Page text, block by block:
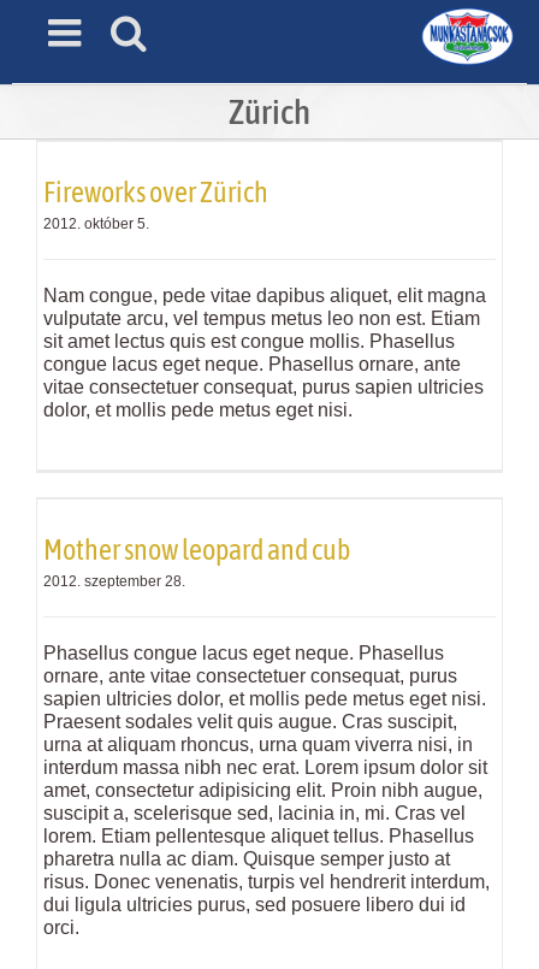
Zürich
Fireworks over Zürich
2012. október 5.
Nam congue, pede vitae dapibus aliquet, elit magna
vulputate arcu, vel tempus metus leo non est. Etiam
sit amet lectus quis est congue mollis. Phasellus
congue lacus eget neque. Phasellus ornare, ante
vitae consectetuer consequat, purus sapien ultricies
dolor, et mollis pede metus eget nisi.
Mother snow leopard and cub
2012. szeptember 28.
Phasellus congue lacus eget neque. Phasellus
ornare, ante vitae consectetuer consequat, purus
sapien ultricies dolor, et mollis pede metus eget nisi.
Praesent sodales velit quis augue. Cras suscipit,
urna at aliquam rhoncus, urna quam viverra nisi, in
interdum massa nibh nec erat. Lorem ipsum dolor sit
amet, consectetur adipisicing elit. Proin nibh augue,
suscipit a, scelerisque sed, lacinia in, mi. Cras vel
lorem. Etiam pellentesque aliquet tellus. Phasellus
pharetra nulla ac diam. Quisque semper justo at
risus. Donec venenatis, turpis vel hendrerit interdum,
dui ligula ultricies purus, sed posuere libero dui id
orci.